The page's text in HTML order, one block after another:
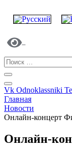
Vk Odnoklassniki
Главная
Новости
Онлайн-концерт
Онлайн-